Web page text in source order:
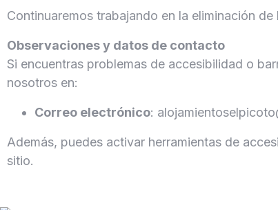
Continuaremos trabajando en la eliminación
Observaciones y datos de contacto
Si encuentras problemas de accesibilidad o
nosotros en:
Correo electrónico:
Además, puedes activar herramientas de
sitio.